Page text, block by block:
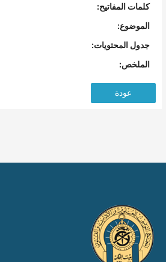
كلمات المفاتيح:
الموضوع:
جدول المحتويات:
الملخص:
عودة